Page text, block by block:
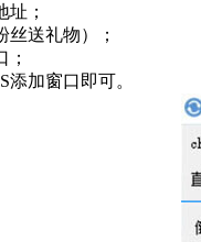
址；
丝送礼物）；
添加窗口即可。